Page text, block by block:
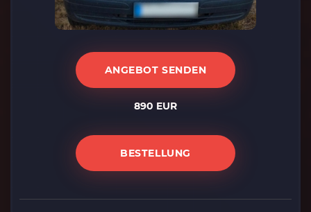
ANGEBOT SENDEN
890 EUR
BESTELLUNG